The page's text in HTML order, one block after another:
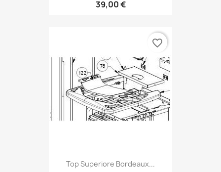
39,00 €
Top Superiore Bordeaux...
favorite_border